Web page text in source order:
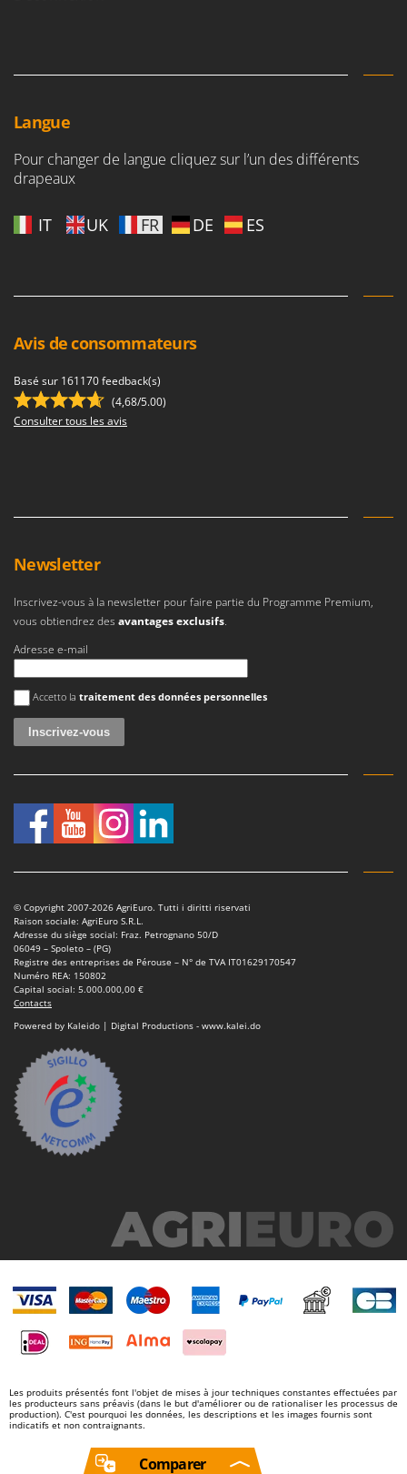
Langue
Pour changer de langue cliquez sur l’un des différents
drapeaux
IT UK FR DE ES
Avis de consommateurs
Basé sur 161170 feedback(s)
(4,68/5.00)
Consulter tous les avis
Newsletter
Inscrivez-vous à la newsletter pour faire partie du Programme Premium,
vous obtiendrez des avantages exclusifs.
Adresse e-mail
Une erreur est survenue
Accetto la traitement des données personnelles
© Copyright 2007-2026 AgriEuro. Tutti i diritti riservati
Raison sociale: AgriEuro S.R.L.
Adresse du siège social: Fraz. Petrognano 50/D
06049 – Spoleto – (PG)
Registre des entreprises de Pérouse – N° de TVA IT01629170547
Numéro REA: 150802
Capital social: 5.000.000,00 €
Contacts
Powered by Kaleido | Digital Productions - www.kalei.do
Les produits présentés font l'objet de mises à jour techniques constantes effectuées par
les producteurs sans préavis (dans le but d'améliorer ou de rationaliser les processus de
production). C'est pourquoi les données, les descriptions et les images fournis sont
indicatifs et non contraignants.
Comparer